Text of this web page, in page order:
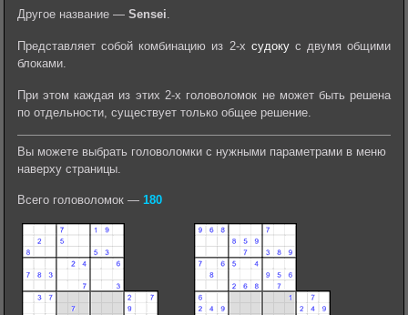
Другое название — Sensei.
Представляет собой комбинацию из 2-х судокус двумя общими
блоками.
При этом каждая из этих 2-х головоломок не может быть решена
по отдельности, существует только общее решение.
Вы можете выбрать головоломки с нужными параметрами в меню
наверху страницы.
Всего головоломок — 180